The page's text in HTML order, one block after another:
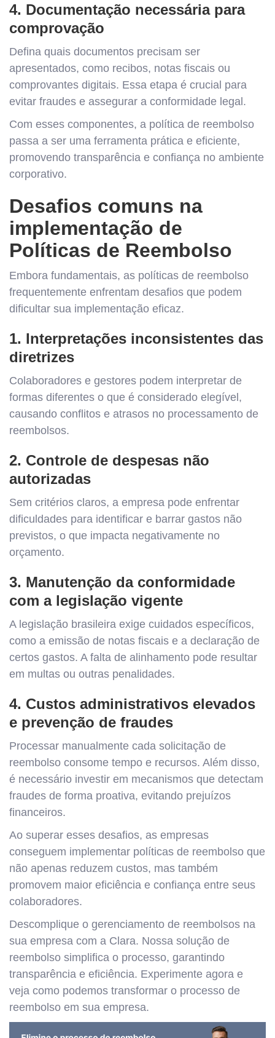
4. Documentação necessária para
comprovação
Defina quais documentos precisam ser
apresentados, como recibos, notas fiscais ou
comprovantes digitais. Essa etapa é crucial para
evitar fraudes e assegurar a conformidade legal.
Com esses componentes, a política de reembolso
passa a ser uma ferramenta prática e eficiente,
promovendo transparência e confiança no ambiente
corporativo.
Desafios comuns na
implementação de
Políticas de Reembolso
Embora fundamentais, as políticas de reembolso
frequentemente enfrentam desafios que podem
dificultar sua implementação eficaz.
1. Interpretações inconsistentes das
diretrizes
Colaboradores e gestores podem interpretar de
formas diferentes o que é considerado elegível,
causando conflitos e atrasos no processamento de
reembolsos.
2. Controle de despesas não
autorizadas
Sem critérios claros, a empresa pode enfrentar
dificuldades para identificar e barrar gastos não
previstos, o que impacta negativamente no
orçamento.
3. Manutenção da conformidade
com a legislação vigente
A legislação brasileira exige cuidados específicos,
como a emissão de notas fiscais e a declaração de
certos gastos. A falta de alinhamento pode resultar
em multas ou outras penalidades.
4. Custos administrativos elevados
e prevenção de fraudes
Processar manualmente cada solicitação de
reembolso consome tempo e recursos. Além disso,
é necessário investir em mecanismos que detectam
fraudes de forma proativa, evitando prejuízos
financeiros.
Ao superar esses desafios, as empresas
conseguem implementar políticas de reembolso que
não apenas reduzem custos, mas também
promovem maior eficiência e confiança entre seus
colaboradores.
Descomplique o gerenciamento de reembolsos na
sua empresa com a Clara. Nossa solução de
reembolso simplifica o processo, garantindo
transparência e eficiência. Experimente agora e
veja como podemos transformar o processo de
reembolso em sua empresa.